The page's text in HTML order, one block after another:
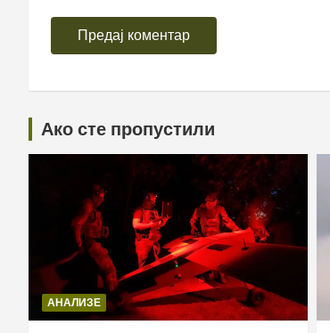
Ако сте пропустили
АНАЛИЗЕ